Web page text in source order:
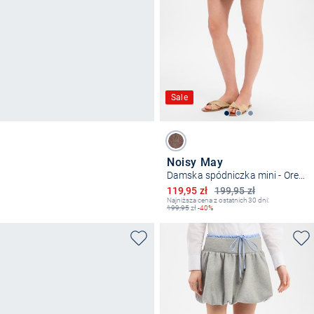
Sale
Noisy May
Damska spódniczka mini - Oregon
199,95 zł
Obniżona cena
119,95 zł
Najniższa cena z ostatnich 30 dni:
199,95zł-40%